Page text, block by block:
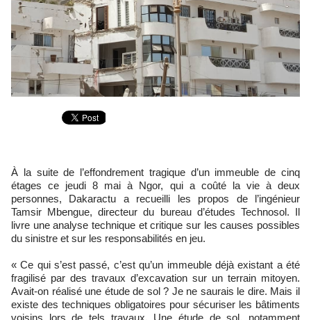
À la suite de l’effondrement tragique d’un immeuble de cinq
étages ce jeudi 8 mai à Ngor, qui a coûté la vie à deux
personnes, Dakaractu a recueilli les propos de l’ingénieur
Tamsir Mbengue, directeur du bureau d’études Technosol. Il
livre une analyse technique et critique sur les causes possibles
du sinistre et sur les responsabilités en jeu.
« Ce qui s’est passé, c’est qu’un immeuble déjà existant a été
fragilisé par des travaux d’excavation sur un terrain mitoyen.
Avait-on réalisé une étude de sol ? Je ne saurais le dire. Mais il
existe des techniques obligatoires pour sécuriser les bâtiments
voisins lors de tels travaux. Une étude de sol, notamment